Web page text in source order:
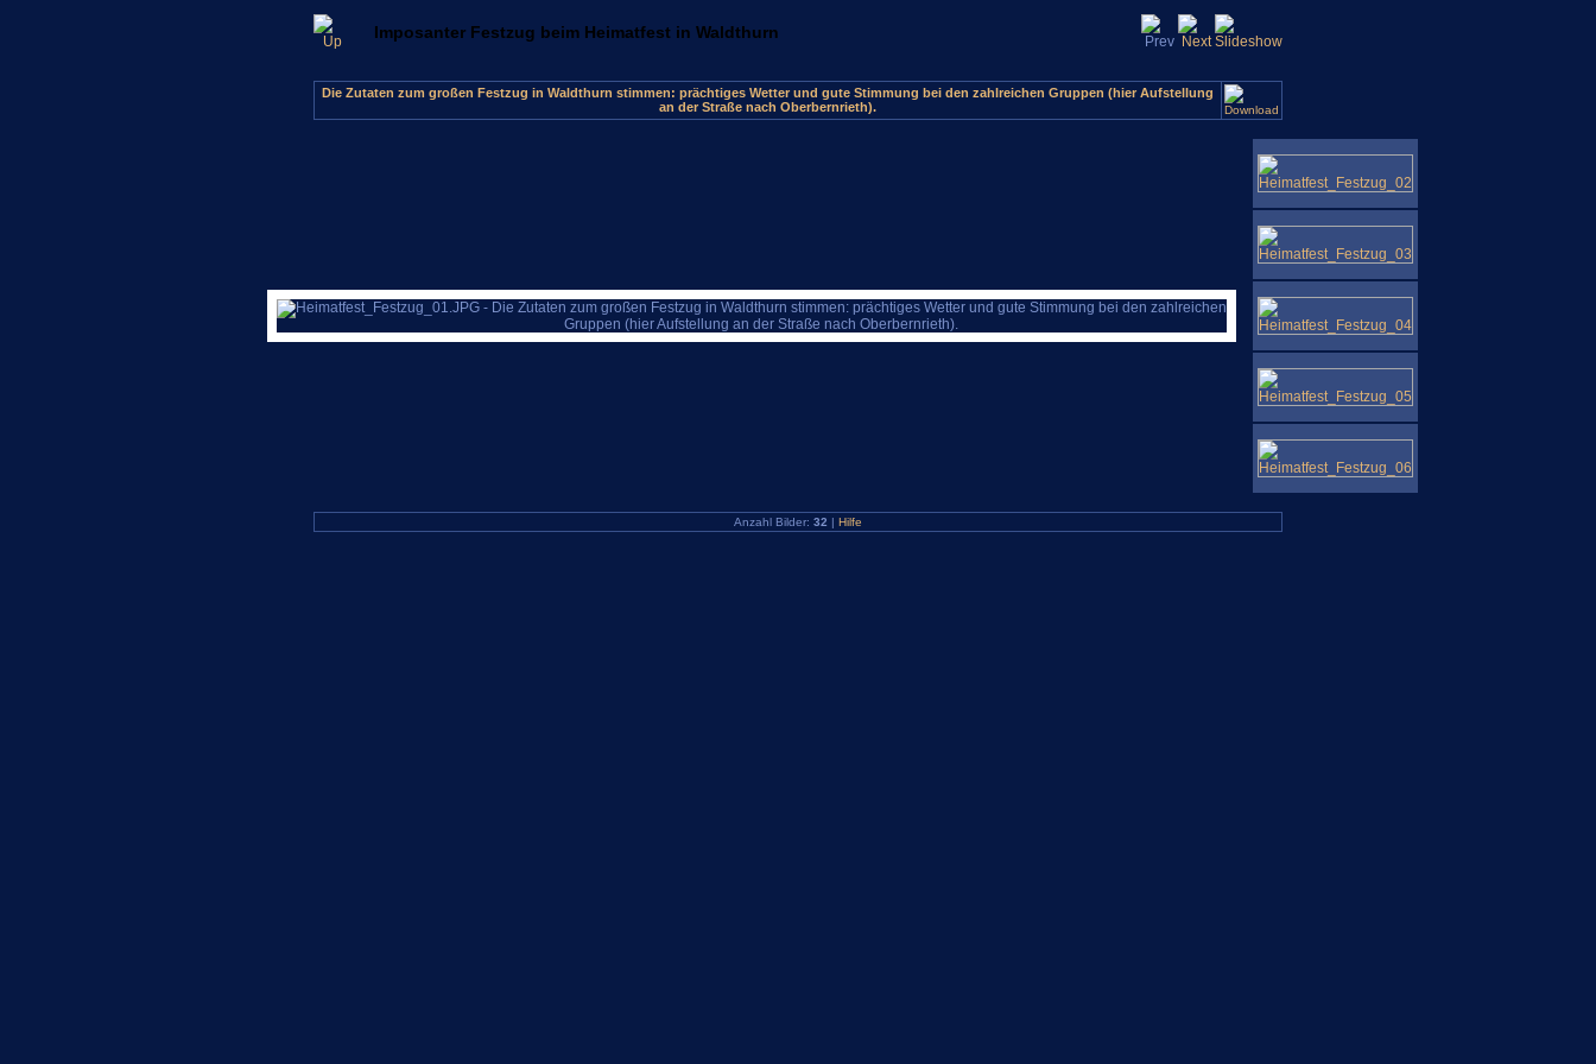
Imposanter Festzug beim Heimatfest in Waldthurn
Die Zutaten zum großen Festzug in Waldthurn stimmen: prächtiges Wetter und gute Stimmung bei den zahlreichen Gruppen (hier Aufstellung
an der Straße nach Oberbernrieth).
Anzahl Bilder: 32 | Hilfe